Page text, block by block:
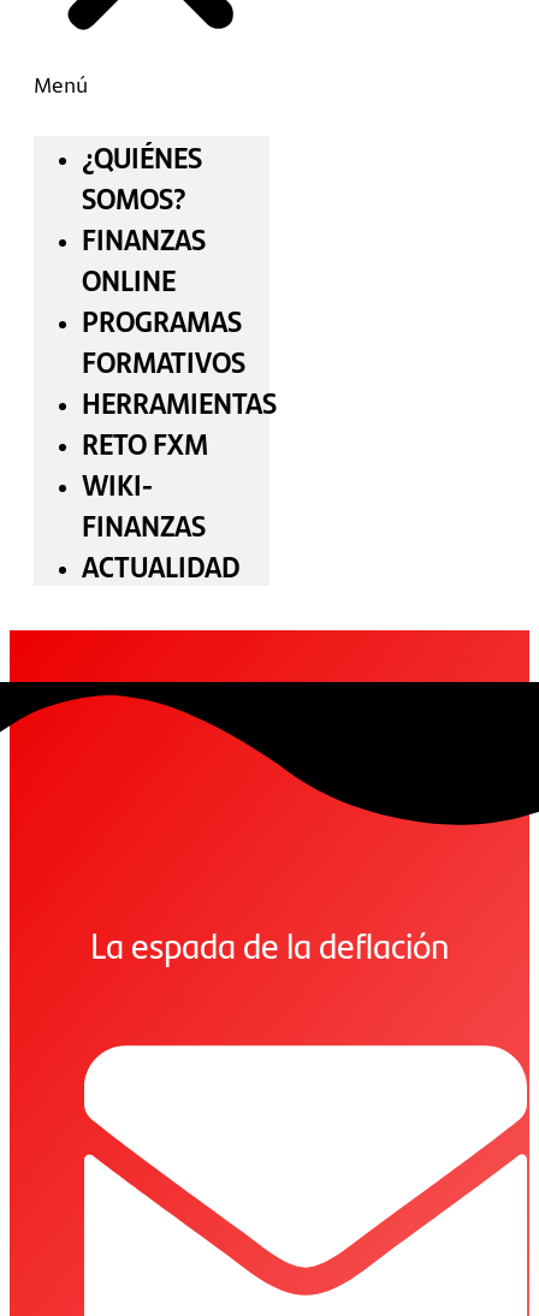
Menú
¿QUIÉNES
SOMOS?
FINANZAS
ONLINE
PROGRAMAS
FORMATIVOS
HERRAMIENTAS
RETO FXM
WIKI-
FINANZAS
ACTUALIDAD
La espada de la deflación